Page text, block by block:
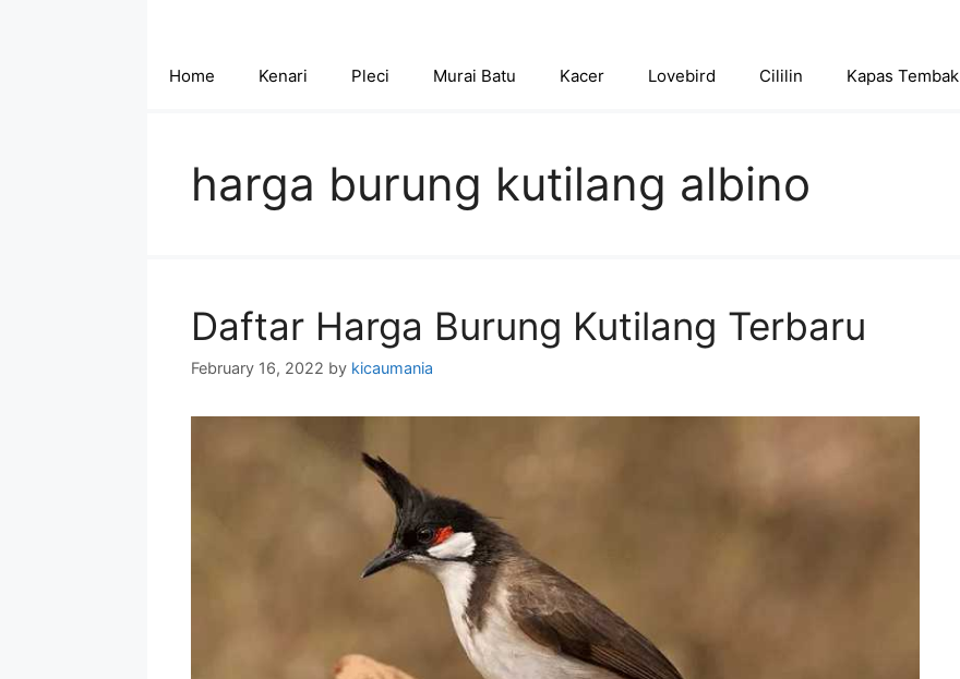
Home Kenari Pleci Murai Batu Kacer Lovebird Cililin Kapas Tembak
harga burung kutilang albino
Daftar Harga Burung Kutilang Terbaru
February 16, 2022 by kicaumania